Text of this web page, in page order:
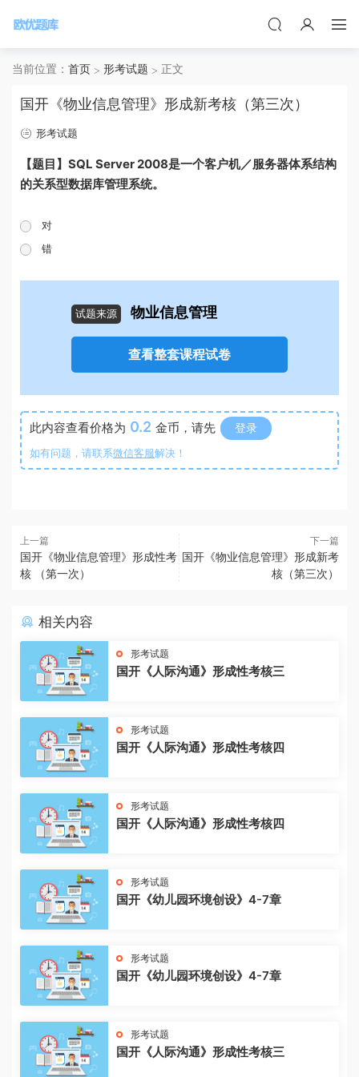
当前位置： 首页 形考试题 正文
国开《物业信息管理》形成新考核（第三次）
形考试题
【题目】SQL Server 2008是一个客户机／服务器体系结构
的关系型数据库管理系统。
对
错
试题来源 物业信息管理
查看整套课程试卷
此内容查看价格为 0.2 金币，请先 登录
如有问题，请联系微信客服解决！
上一篇
国开《物业信息管理》形成性考
核 （第一次）
下一篇
国开《物业信息管理》形成新考
核（第三次）
相关内容
形考试题
国开《人际沟通》形成性考核三
形考试题
国开《人际沟通》形成性考核四
形考试题
国开《人际沟通》形成性考核四
形考试题
国开《幼儿园环境创设》4-7章
形考试题
国开《幼儿园环境创设》4-7章
形考试题
国开《人际沟通》形成性考核三